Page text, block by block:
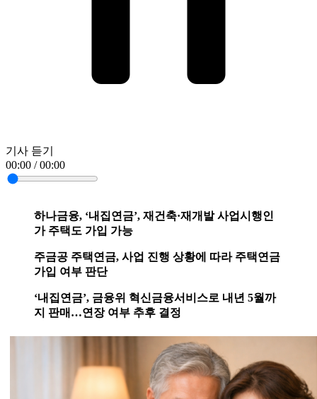
기사 듣기
00:00 / 00:00
하나금융, ‘내집연금’, 재건축·재개발 사업시행인
가 주택도 가입 가능
주금공 주택연금, 사업 진행 상황에 따라 주택연금
가입 여부 판단
‘내집연금’, 금융위 혁신금융서비스로 내년 5월까
지 판매…연장 여부 추후 결정